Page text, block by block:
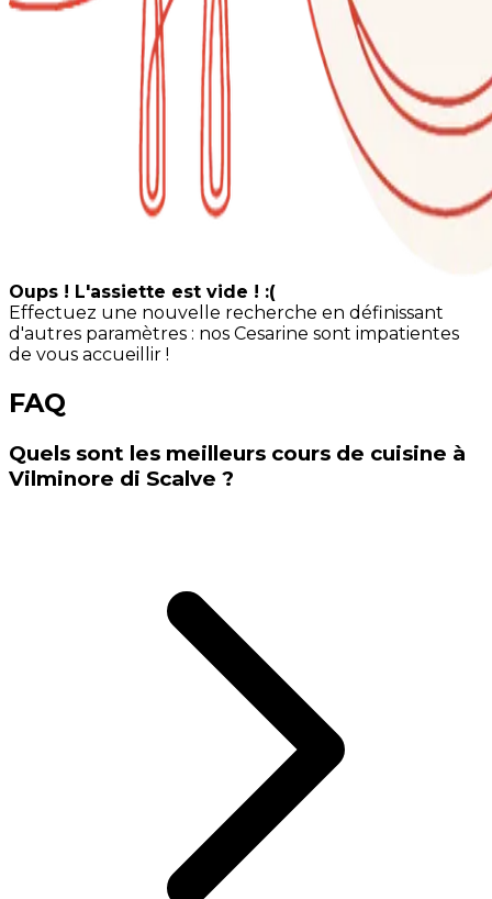
Oups ! L'assiette est vide ! :(
Effectuez une nouvelle recherche en définissant
d'autres paramètres : nos Cesarine sont impatientes
de vous accueillir !
FAQ
Quels sont les meilleurs cours de cuisine à
Vilminore di Scalve ?